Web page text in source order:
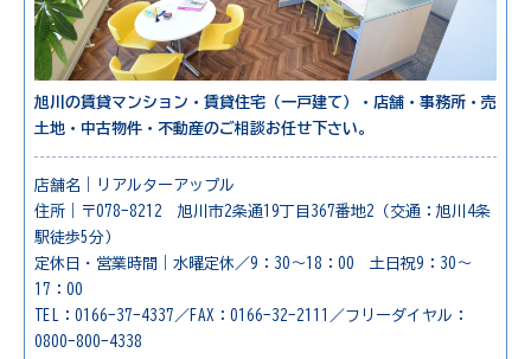
旭川の賃貸マンション・賃貸住宅（一戸建て）・店舗・事務所・売
土地・中古物件・不動産のご相談お任せ下さい。
店舗名｜リアルターアップル
住所｜〒078-8212 旭川市2条通19丁目367番地2（交通：旭川4条
駅徒歩5分）
定休日・営業時間｜水曜定休／9：30～18：00 土日祝9：30～
17：00
TEL：0166-37-4337／FAX：0166-32-2111／フリーダイヤル：
0800-800-4338